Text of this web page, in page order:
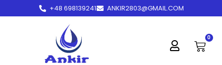
+48 698139241 ANKIR2803@GMAIL.COM
0